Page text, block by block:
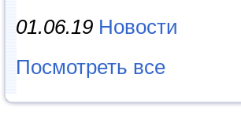
01.06.19 Новости
Посмотреть все